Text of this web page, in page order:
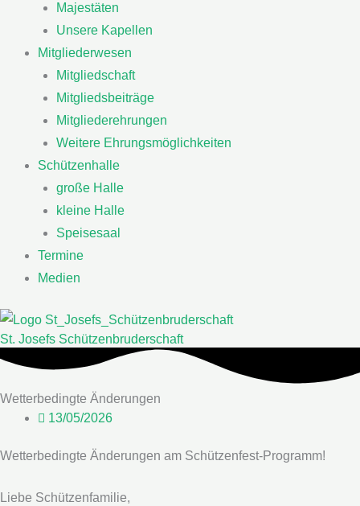
Majestäten
Unsere Kapellen
Mitgliederwesen
Mitgliedschaft
Mitgliedsbeiträge
Mitgliederehrungen
Weitere Ehrungsmöglichkeiten
Schützenhalle
große Halle
kleine Halle
Speisesaal
Termine
Medien
St. Josefs Schützenbruderschaft
Wetterbedingte Änderungen
13/05/2026
Wetterbedingte Änderungen am Schützenfest-Programm!
Liebe Schützenfamilie,